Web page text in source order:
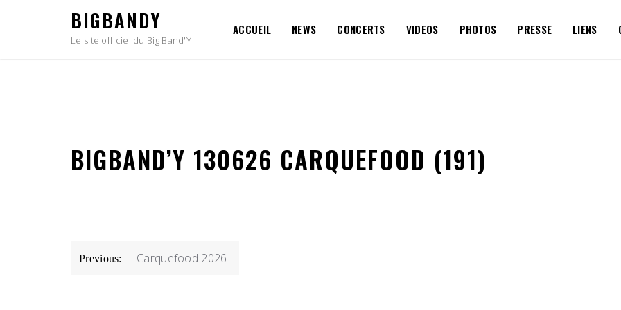
BIGBANDY
Le site officiel du Big Band'Y
ACCUEIL NEWS CONCERTS VIDEOS PHOTOS PRESSE LIENS
BIGBAND’Y 130626 CARQUEFOOD (191)
NAVIGATION
Previous: Carquefood 2026